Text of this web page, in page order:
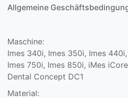
Allgemeine
Maschine:
Imes 340i, Imes 350i, Imes
Imes 750i, Imes 850i, iMes
Dental Concept DC1
Material: